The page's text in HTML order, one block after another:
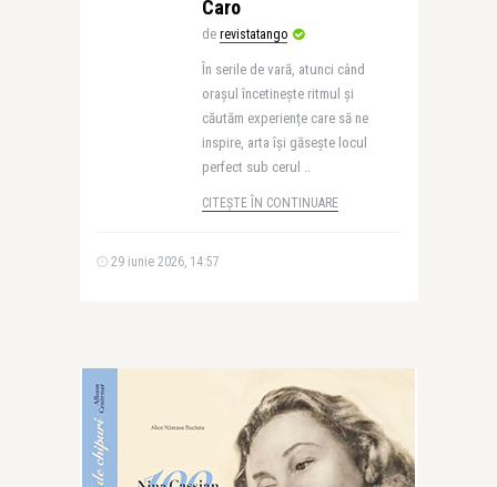
Caro
de revistatango
În serile de vară, atunci când
orașul încetinește ritmul și
căutăm experiențe care să ne
inspire, arta își găsește locul
perfect sub cerul ..
CITEȘTE ÎN CONTINUARE
29 iunie 2026, 14:57